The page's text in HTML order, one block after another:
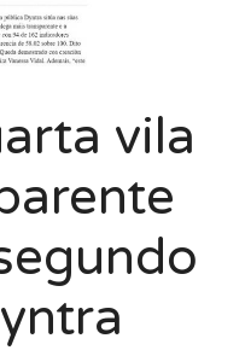
vila